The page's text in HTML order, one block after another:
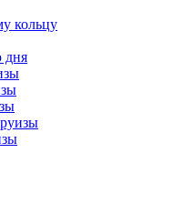
кольцу
дня